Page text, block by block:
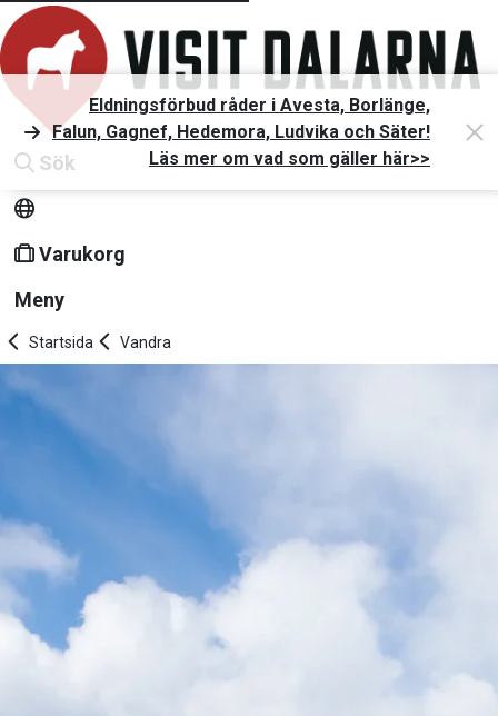
Sök
Varukorg
Meny
Eldningsförbud råder i Avesta, Borlänge,
Falun, Gagnef, Hedemora, Ludvika och Säter!
Läs mer om vad som gäller här>>
Startsida Vandra